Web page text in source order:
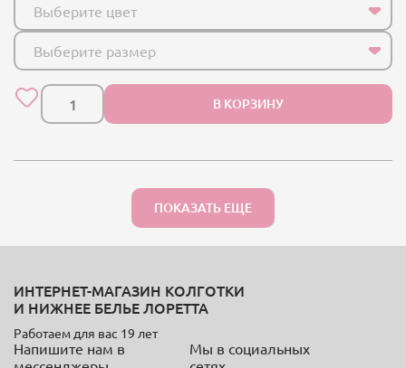
Выберите цвет
Выберите размер
В КОРЗИНУ
ПОКАЗАТЬ ЕЩЕ
ИНТЕРНЕТ-МАГАЗИН КОЛГОТКИ
И НИЖНЕЕ БЕЛЬЕ ЛОРЕТТА
Работаем для вас 19 лет
Напишите нам в
Мы в социальных